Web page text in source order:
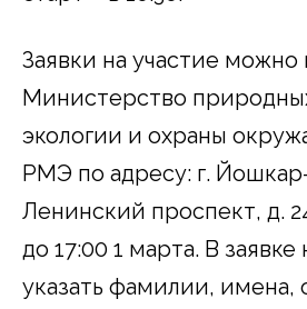
Заявки на участие можно
Министерство
экологии и охраны
РМЭ по адресу: г.
Ленинский проспект, д.
до 17:00 1 марта. В
указать фамилии, имена,